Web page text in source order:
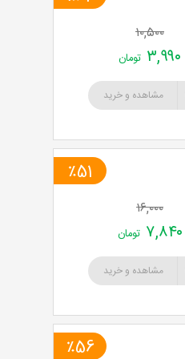
۱۰,۵۰۰
۳,۹۹۰ تومان
مشاهده و خرید
٪51
۱۶,۰۰۰
۷,۸۴۰ تومان
مشاهده و خرید
٪56